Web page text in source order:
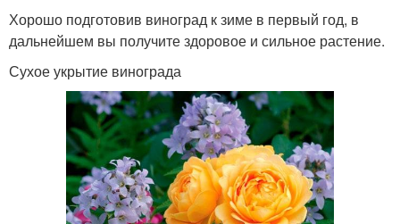
Хорошо подготовив виноград к зиме в первый год, в
дальнейшем вы получите здоровое и сильное растение.
Сухое укрытие винограда